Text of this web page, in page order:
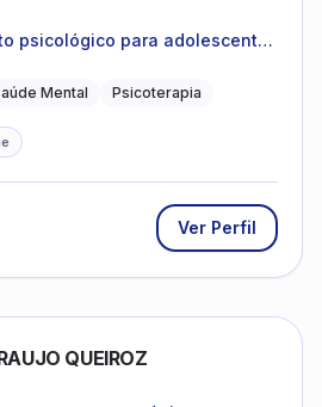
psicológico para adolescentes
autoestima.
Mental Psicoterapia
Ver Perfil
QUEIROZ